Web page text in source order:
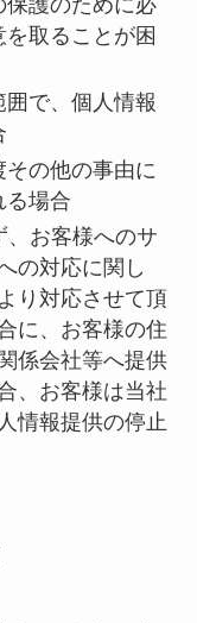
取ることが困
で、個人情報
の他の事由に
る場合
、お客様へのサ
の対応に関し
り対応させて頂
に、お客様の住
係会社等へ提供
、お客様は当社
情報提供の停止